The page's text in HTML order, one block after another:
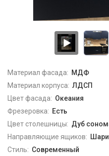
Материал фасада: МДФ
Материал корпуса: ЛДСП
Цвет фасада: Океания
Фрезеровка: Есть
Цвет столешницы: Дуб
Направляющие ящиков:
Стиль: Современный